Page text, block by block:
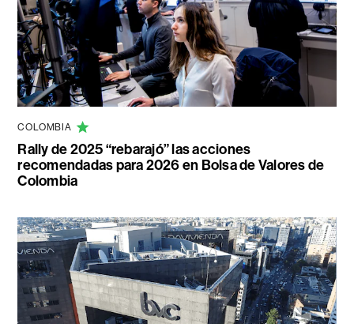
COLOMBIA
Rally de 2025 “rebarajó” las acciones
recomendadas para 2026 en Bolsa de Valores de
Colombia